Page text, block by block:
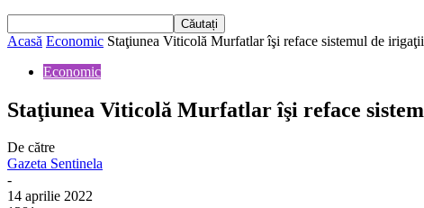
Acasă Economic Staţiunea Viticolă Murfatlar îşi reface sistemul de irigaţii
Economic
Staţiunea Viticolă Murfatlar îşi reface
De către
Gazeta Sentinela
-
14 aprilie 2022